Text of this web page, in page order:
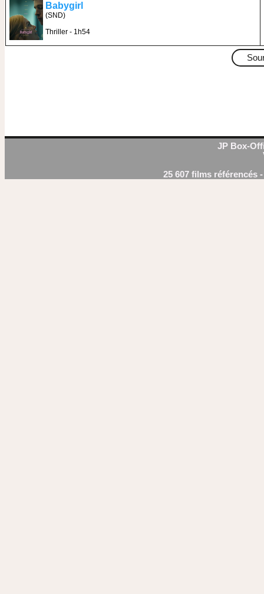
Babygirl
(SND)
Thriller - 1h54
JP Box-
25 607 films référencés